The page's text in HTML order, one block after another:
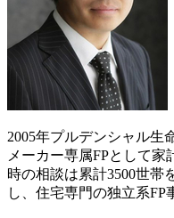
2005年プルデンシャル生
メーカー専属FPとして
時の相談は累計3500世帯
し、住宅専門の独立系FP